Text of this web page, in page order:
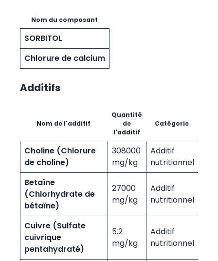
Nom du composant
SORBITOL
Chlorure de calcium
Additifs
Nom de l'additif
Quantité
de
l'additif
Catégorie
Choline (Chlorure
de choline)
308000
mg/kg
Additif
nutritionnel
Betaïne
(Chlorhydrate de
bétaïne)
27000
mg/kg
Additif
nutritionnel
Cuivre (Sulfate
cuivrique
pentahydraté)
5.2
mg/kg
Additif
nutritionnel